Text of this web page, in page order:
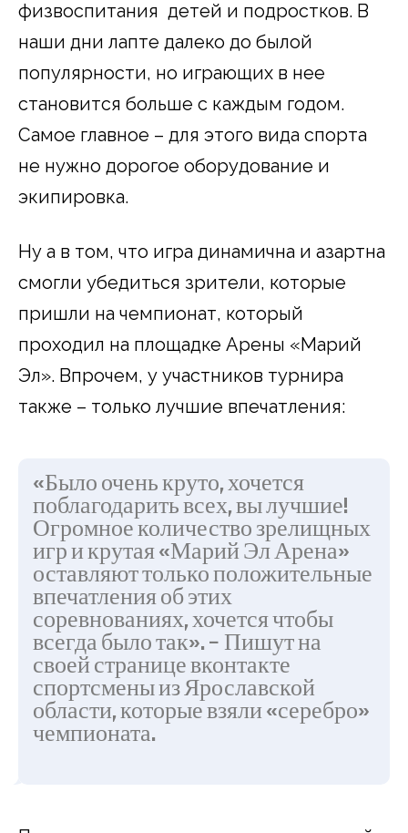
физвоспитания детей и подростков. В
наши дни лапте далеко до былой
популярности, но играющих в нее
становится больше с каждым годом.
Самое главное – для этого вида спорта
не нужно дорогое оборудование и
экипировка.
Ну а в том, что игра динамична и азартна
смогли убедиться зрители, которые
пришли на чемпионат, который
проходил на площадке Арены «Марий
Эл». Впрочем, у участников турнира
также – только лучшие впечатления:
«Было очень круто, хочется
поблагодарить всех, вы лучшие!
Огромное количество зрелищных
игр и крутая «Марий Эл Арена»
оставляют только положительные
впечатления об этих
соревнованиях, хочется чтобы
всегда было так». – Пишут на
своей странице вконтакте
спортсмены из Ярославской
области, которые взяли «серебро»
чемпионата.